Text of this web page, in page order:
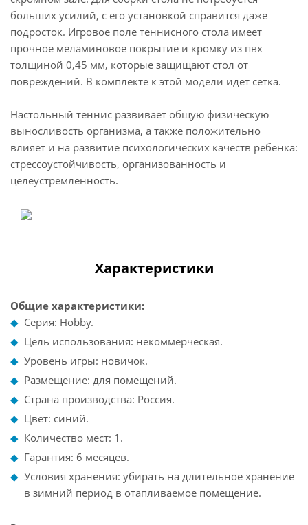
больших усилий, с его установкой справится даже
подросток. Игровое поле теннисного стола имеет
прочное меламиновое покрытие и кромку из пвх
толщиной 0,45 мм, которые защищают стол от
повреждений. В комплекте к этой модели идет сетка.
Настольный теннис развивает общую физическую
выносливость организма, а также положительно
влияет и на развитие психологических качеств ребенка:
стрессоустойчивость, организованность и
целеустремленность.
Характеристики
Общие характеристики:
Серия: Hobby.
Цель использования: некоммерческая.
Уровень игры: новичок.
Размещение: для помещений.
Страна производства: Россия.
Цвет: синий.
Количество мест: 1.
Гарантия: 6 месяцев.
Условия хранения: убирать на длительное хранение
в зимний период в отапливаемое помещение.